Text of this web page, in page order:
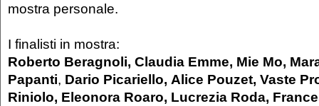
mostra personale.
I finalisti in mostra:
Roberto Beragnoli, Claudia Emme, Mie Mo,
Papanti, Dario Picariello, Alice Pouzet, Vaste
Riniolo, Eleonora Roaro, Lucrezia Roda,